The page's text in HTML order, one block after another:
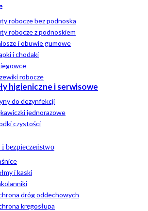
robocze bez podnoska
robocze z podnoskiem
i obuwie gumowe
i chodaki
robocze
higieniczne i serwisowe
do dezynfekcji
jednorazowe
czystości
bezpieczeństwo
i kaski
dróg oddechowych
kręgosłupa